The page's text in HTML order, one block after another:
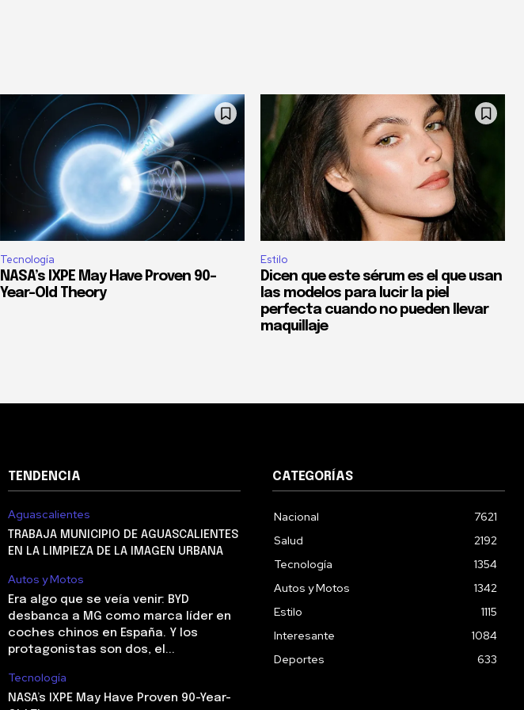
Tecnología
NASA’s IXPE May Have Proven 90-
Year-Old Theory
Estilo
Dicen que este sérum es el que usan
las modelos para lucir la piel
perfecta cuando no pueden llevar
maquillaje
TENDENCIA
Aguascalientes
TRABAJA MUNICIPIO DE AGUASCALIENTES
EN LA LIMPIEZA DE LA IMAGEN URBANA
Autos y Motos
Era algo que se veía venir: BYD
desbanca a MG como marca líder en
coches chinos en España. Y los
protagonistas son dos, el...
Tecnología
NASA’s IXPE May Have Proven 90-Year-
CATEGORÍAS
Nacional
7621
Salud
2192
Tecnología
1354
Autos y Motos
1342
Estilo
1115
Interesante
1084
Deportes
633